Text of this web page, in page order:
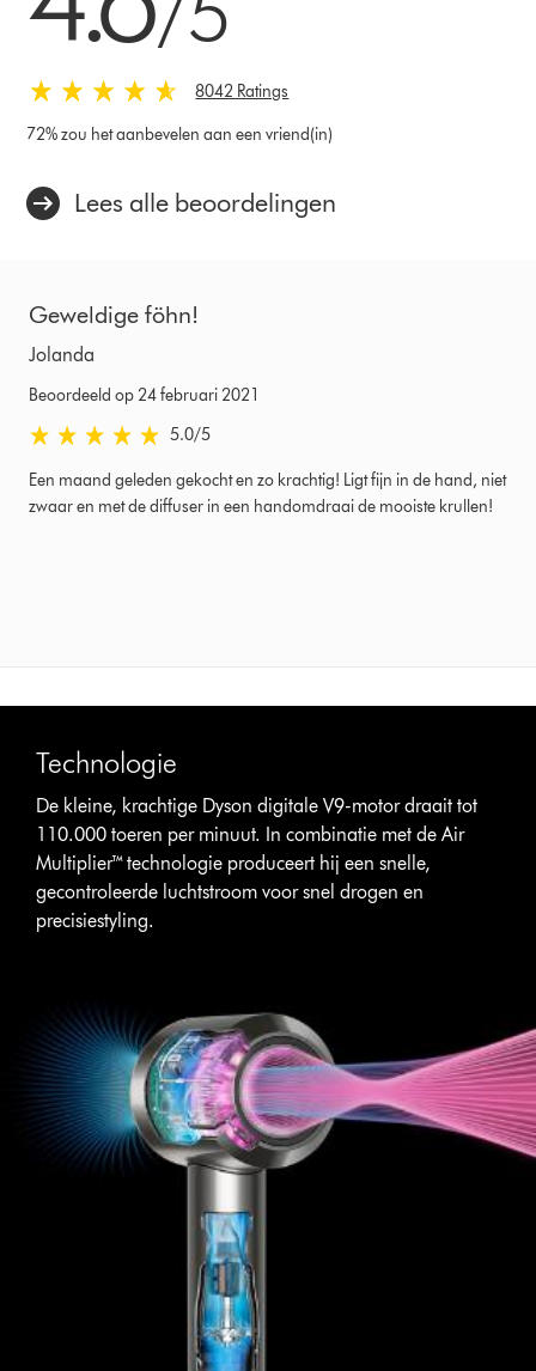
8042 Ratings
72% zou het aanbevelen aan een vriend(in)
Lees alle beoordelingen
Geweldige föhn!
Jolanda
Beoordeeld op 24 februari 2021
5.0 sterren van 5 van Beoordeeld op 24 februari 2021 Ratings
5.0/5
Een maand geleden gekocht en zo krachtig! Ligt fijn in de hand, niet
zwaar en met de diffuser in een handomdraai de mooiste krullen!
Technologie
De kleine, krachtige Dyson digitale V9-motor draait tot
110.000 toeren per minuut. In combinatie met de Air
Multiplier™ technologie produceert hij een snelle,
gecontroleerde luchtstroom voor snel drogen en
precisiestyling.